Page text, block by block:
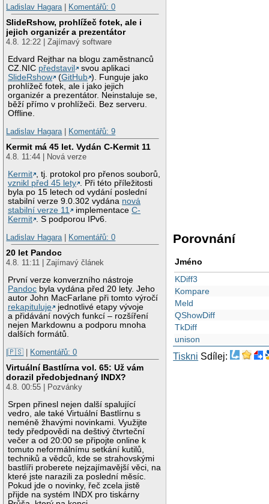
Ladislav Hagara | Komentářů: 0
SlideRshow, prohlížeč fotek, ale i
jejich organizér a prezentátor
4.8. 12:22 | Zajímavý software
Edvard Rejthar na blogu zaměstnanců
CZ.NIC představil
svou aplikaci
SlideRshow
(GitHub ). Funguje jako
prohlížeč fotek, ale i jako jejich
organizér a prezentátor. Neinstaluje se,
běží přímo v prohlížeči. Bez serveru.
Offline.
Ladislav Hagara | Komentářů: 9
Kermit má 45 let. Vydán C-Kermit 11
4.8. 11:44 | Nová verze
Kermit , tj. protokol pro přenos souborů,
vznikl před 45 lety . Při této příležitosti
byla po 15 letech od vydání poslední
stabilní verze 9.0.302 vydána nová
stabilní verze 11
implementaceC-
Kermit . S podporou IPv6.
Ladislav Hagara | Komentářů: 0
20 let Pandoc
4.8. 11:11 | Zajímavý článek
První verze konverzního nástroje
Pandoc byla vydána před 20 lety. Jeho
autor John MacFarlane při tomto výročí
rekapituluje
jednotlivé etapy vývoje
a přidávání nových funkcí – rozšíření
nejen Markdownu a podporu mnoha
dalších formátů.
|🇵🇸 | Komentářů: 0
Virtuální Bastlírna vol. 65: Už vám
dorazil předobjednaný INDX?
4.8. 00:55 | Pozvánky
Srpen přinesl nejen další spalující
vedro, ale také Virtuální Bastlírnu s
neméně žhavými novinkami. Využijte
tedy předpovědi na deštivý čtvrteční
večer a od 20:00 se připojte online k
tomuto neformálnímu setkání kutilů,
techniků a vědců, kde se strahovskými
bastlíři proberete nejzajímavější věci, na
které jste narazili za poslední měsíc.
Pokud jde o novinky, řeč zcela jistě
přijde na systém INDX pro tiskárny
Porovnání
Jméno
KDiff3
Kompare
Meld
QShowDiff
TkDiff
unison
Tiskni Sdílej: